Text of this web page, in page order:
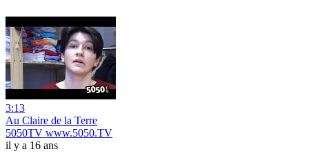
3:13
Au Claire de la Terre
5050TV www.5050.TV
il y a 16 ans